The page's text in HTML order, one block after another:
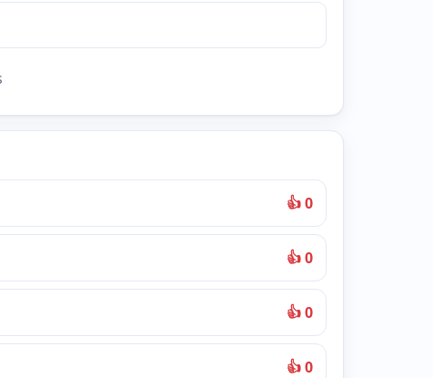
👍 0
👍 0
👍 0
👍 0